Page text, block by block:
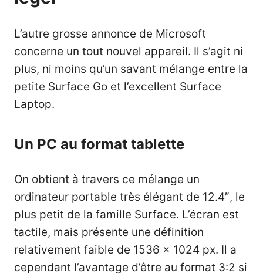
L’autre grosse annonce de Microsoft
concerne un tout nouvel appareil. Il s’agit ni
plus, ni moins qu’un savant mélange entre la
petite Surface Go et l’excellent Surface
Laptop.
Un PC au format tablette
On obtient à travers ce mélange un
ordinateur portable très élégant de 12.4″, le
plus petit de la famille Surface. L’écran est
tactile, mais présente une définition
relativement faible de 1536 x 1024 px. Il a
cependant l’avantage d’être au format 3:2 si